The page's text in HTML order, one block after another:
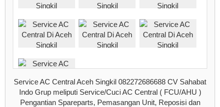
Service AC Central Aceh Singkil 082272686688 CV Sahabat
Indo Grup meliputi Service/Cuci AC Central ( FCU/AHU )
Pengantian Spareparts, Pemasangan Unit, Reposisi dan